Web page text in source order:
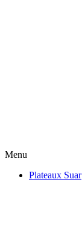
Menu
Plateaux Suar